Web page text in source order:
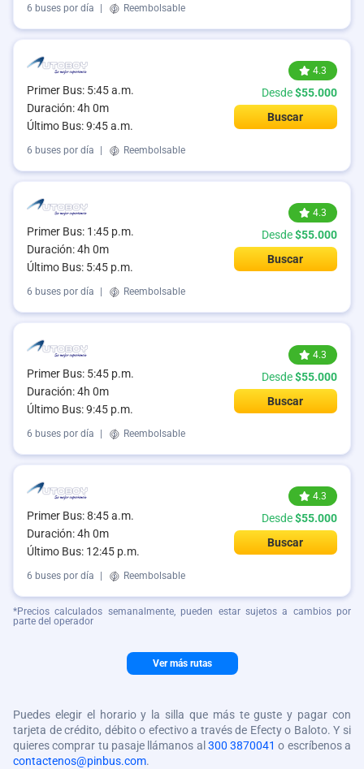
6 buses por día Reembolsable
Primer Bus: 5:45 a.m.
Duración: 4h 0m
Último Bus: 9:45 a.m.
4.3
Desde$55.000
Buscar
6 buses por día | Reembolsable
Primer Bus: 1:45 p.m.
Duración: 4h 0m
Último Bus: 5:45 p.m.
4.3
Desde$55.000
Buscar
6 buses por día Reembolsable
Primer Bus: 5:45 p.m.
Duración: 4h 0m
Último Bus: 9:45 p.m.
4.3
Desde$55.000
Buscar
6 buses por día Reembolsable
Primer Bus: 8:45 a.m.
Duración: 4h 0m
Último Bus: 12:45 p.m.
4.3
Desde$55.000
Buscar
6 buses por día Reembolsable
*Precios calculados semanalmente, pueden estar sujetos a cambios por
parte del operador
Ver más rutas
Puedes elegir el horario y la silla que más te guste y pagar con
tarjeta de crédito, débito o efectivo a través de Efecty o Baloto. Y si
quieres comprar tu pasaje llámanos al 300 3870041 o escríbenos a
contactenos@pinbus.com.